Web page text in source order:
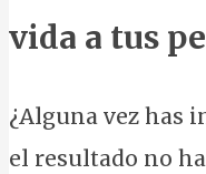
vida a tus
¿Alguna vez has
el resultado no